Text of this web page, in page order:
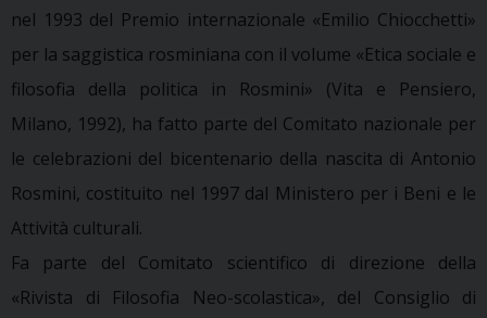
nel 1993 del Premio internazionale «Emilio Chiocchetti»
per la saggistica rosminiana con il volume «Etica sociale e
filosofia della politica in Rosmini» (Vita e Pensiero,
Milano, 1992), ha fatto parte del Comitato nazionale per
le celebrazioni del bicentenario della nascita di Antonio
Rosmini, costituito nel 1997 dal Ministero per i Beni e le
Attività culturali.
Fa parte del Comitato scientifico di direzione della
«Rivista di Filosofia Neo-scolastica», del Consiglio di